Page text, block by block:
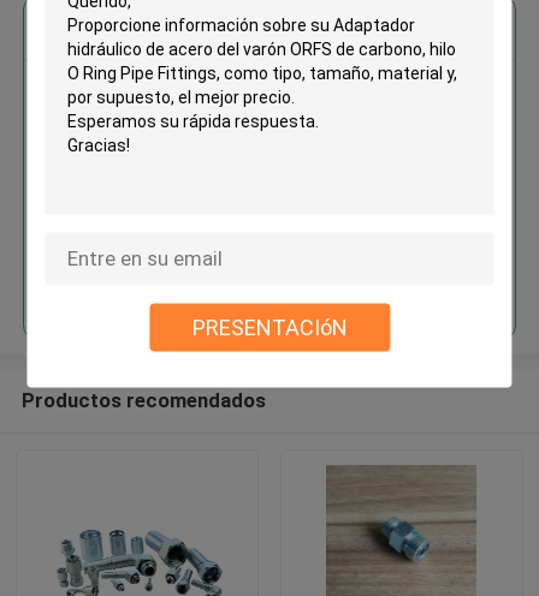
PRESENTACIóN
Obtenga el mejor precio por
Adaptador hidráulico de acero
del varón ORFS de carbono, hilo
Productos recomendados